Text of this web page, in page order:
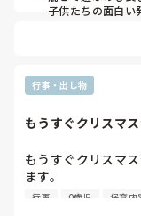
子供たちの面白い
子供たちが使っ
行事・出し物
もうすぐクリスマ
もうすぐクリスマ
ます。
みなさんのところ
行事 0歳児 保育内